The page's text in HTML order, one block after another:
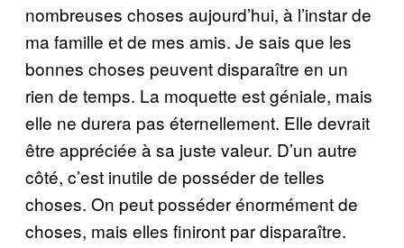
nombreuses choses aujourd’hui, à l’instar de
ma famille et de mes amis. Je sais que les
bonnes choses peuvent disparaître en un
rien de temps. La moquette est géniale, mais
elle ne durera pas éternellement. Elle devrait
être appréciée à sa juste valeur. D’un autre
côté, c’est inutile de posséder de telles
choses. On peut posséder énormément de
choses, mais elles finiront par disparaître.